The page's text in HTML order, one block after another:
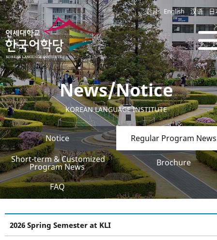
한글 English 汉语 日
News/Notice
KOREAN LANGUAGE INSTITUTE
Notice
Regular Program News
Short-term & Customized
Program News Brochure
FAQ
2026 Spring Semester at KLI